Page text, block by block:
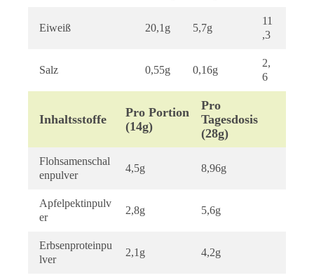
Eiweiß 20,1g 5,7g
11
,3
Salz 0,55g 0,16g
2,
6
Inhaltsstoffe
Pro Portion
(14g)
Pro
Tagesdosis
(28g)
Flohsamenschal
enpulver
4,5g 8,96g
Apfelpektinpulv
er
2,8g 5,6g
Erbsenproteinpu
lver
2,1g 4,2g